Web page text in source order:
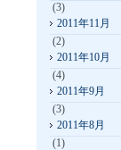
(3)
2011年11月
(2)
2011年10月
(4)
2011年9月
(3)
2011年8月
(1)